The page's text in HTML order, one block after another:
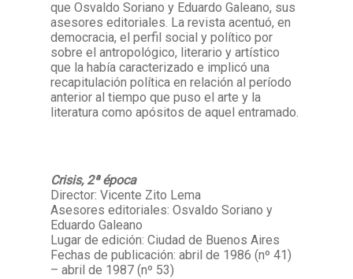
que Osvaldo Soriano y Eduardo Galeano, sus
asesores editoriales. La revista acentuó, en
democracia, el perfil social y político por
sobre el antropológico, literario y artístico
que la había caracterizado e implicó una
recapitulación política en relación al período
anterior al tiempo que puso el arte y la
literatura como apósitos de aquel entramado.
Crisis, 2ª época
Director: Vicente Zito Lema
Asesores editoriales: Osvaldo Soriano y
Eduardo Galeano
Lugar de edición: Ciudad de Buenos Aires
Fechas de publicación: abril de 1986 (nº 41)
– abril de 1987 (nº 53)